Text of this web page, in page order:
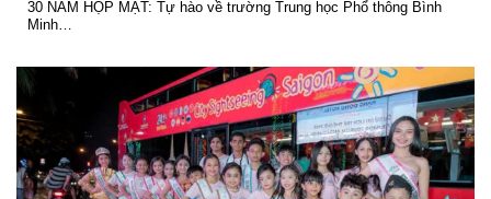
30 NĂM HỌP MẶT: Tự hào về trường Trung học Phổ thông Bình
Minh…